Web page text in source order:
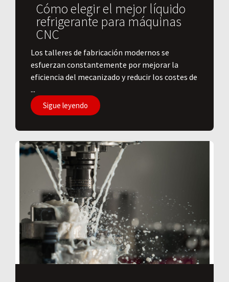
Cómo elegir el mejor líquido
refrigerante para máquinas
CNC
Los talleres de fabricación modernos se
esfuerzan constantemente por mejorar la
eficiencia del mecanizado y reducir los costes de
...
Sigue leyendo